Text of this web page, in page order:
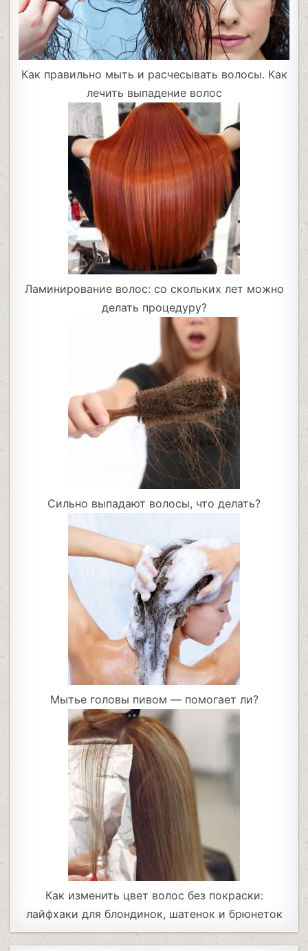
Как правильно мыть и расчесывать волосы. Как
лечить выпадение волос
Ламинирование волос: со скольких лет можно
делать процедуру?
Сильно выпадают волосы, что делать?
Мытье головы пивом — помогает ли?
Как изменить цвет волос без покраски:
лайфхаки для блондинок, шатенок и брюнеток